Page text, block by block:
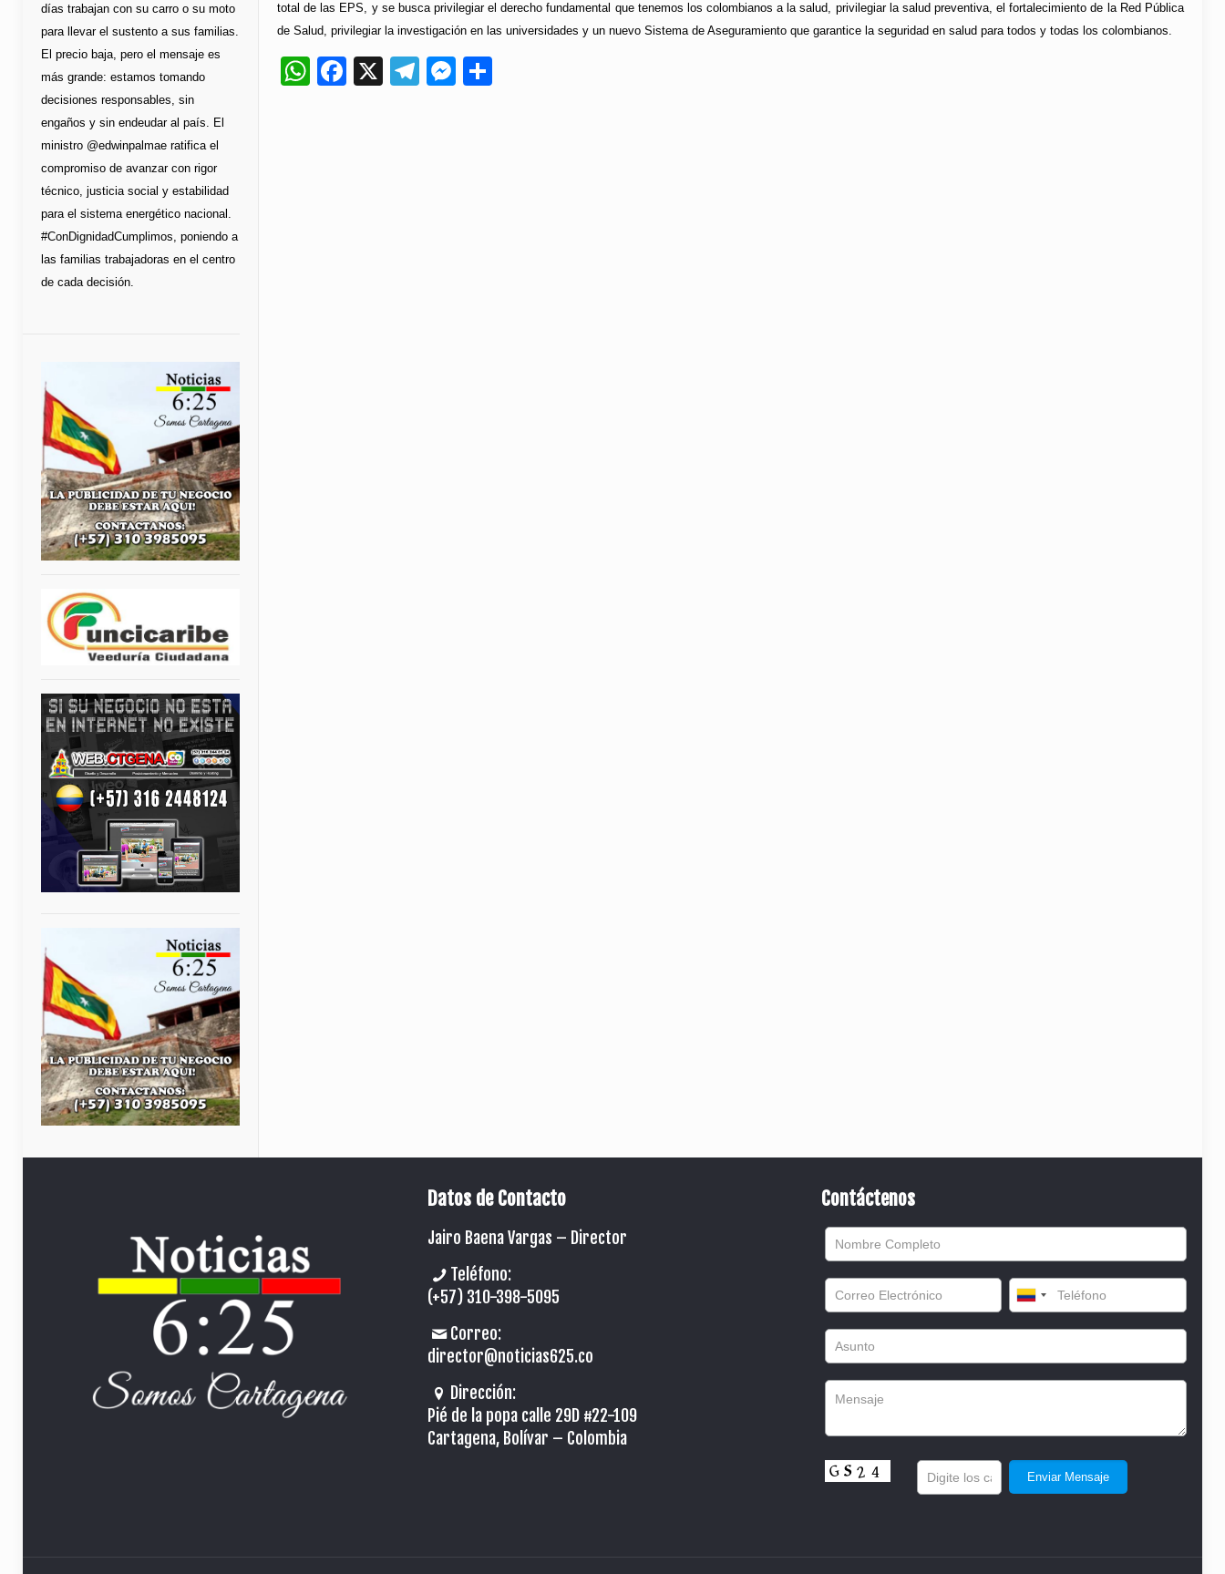
total de las EPS, y se busca privilegiar el derecho fundamental que tenemos los colombianos a la salud, privilegiar la salud preventiva, el fortalecimiento de la Red Pública
de Salud, privilegiar la investigación en las universidades y un nuevo Sistema de Aseguramiento que garantice la seguridad en salud para todos y todas los colombianos.
WhatsApp
Facebook
X Telegram
Messenger
días trabajan con su carro o su moto
para llevar el sustento a sus familias.
El precio baja, pero el mensaje es
más grande: estamos tomando
decisiones responsables, sin
engaños y sin endeudar al país. El
ministro @edwinpalmae ratifica el
compromiso de avanzar con rigor
técnico, justicia social y estabilidad
para el sistema energético nacional.
#ConDignidadCumplimos, poniendo a
las familias trabajadoras en el centro
de cada decisión.
Datos de Contacto
Jairo Baena Vargas – Director
Teléfono:
(+57) 310-398-5095
Correo:
director@noticias625.co
Dirección:
Pié de la popa calle 29D #22-109
Cartagena, Bolívar – Colombia
Contáctenos